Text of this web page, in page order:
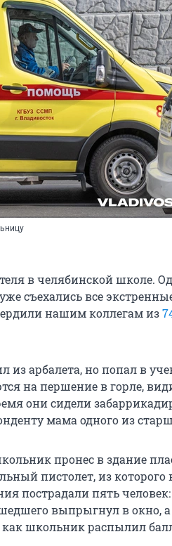
в челябинской школе.
съехались все
нашим коллегам из
из арбалета, но попал в
на першение в горле,
они сидели
мама одного из
пронес в здание
пистолет, из которого
пострадали пять
выпрыгнул в окно,
как школьник распылил